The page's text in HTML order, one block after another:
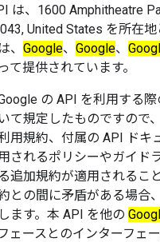
は、1600 Amphitheatre
United States を所在地
、 Google、 Google、
て提供されています。
の API を利用する
て規定したものですので
用規約、付属の API ドキ
されるポリシーやガイド
追加規約が適用されるこ
との間に矛盾がある場合
ます。本 API を他の
ェースとのインターフェ